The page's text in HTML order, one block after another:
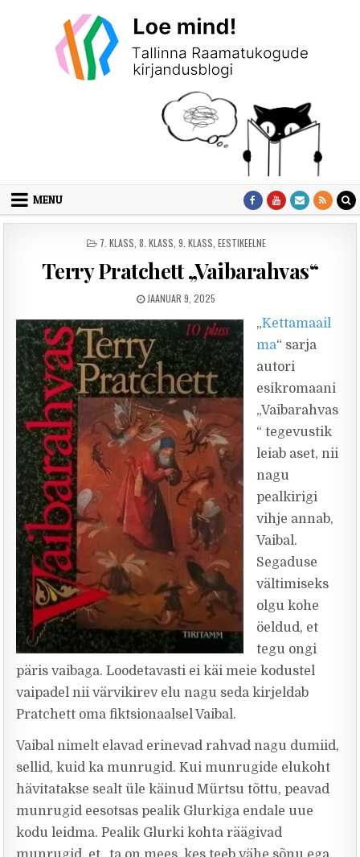
MENU
POSTED IN
7. KLASS 8. KLASS 9. KLASS EESTIKEELNE
Terry Pratchett „Vaibarahvas“
PUBLISHED DATE:
JAANUAR 9, 2025
„Kettamaail
ma“ sarja
autori
esikromaani
„Vaibarahvas
“ tegevustik
leiab aset, nii
nagu
pealkirigi
vihje annab,
Vaibal.
Segaduse
vältimiseks
olgu kohe
öeldud, et
tegu ongi
päris vaibaga. Loodetavasti ei käi meie kodustel
vaipadel nii värvikirev elu nagu seda kirjeldab
Pratchett oma fiktsionaalsel Vaibal.
Vaibal nimelt elavad erinevad rahvad nagu dumiid,
sellid, kuid ka munrugid. Kui munrugide elukoht
hävitatakse sealt üle käinud Mürtsu tõttu, peavad
munrugid eesotsas pealik Glurkiga endale uue
kodu leidma. Pealik Glurki kohta räägivad